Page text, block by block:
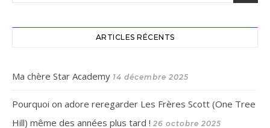
ARTICLES RÉCENTS
Ma chère Star Academy 14 décembre 2025
Pourquoi on adore reregarder Les Frères Scott (One Tree
Hill) même des années plus tard ! 26 octobre 2025